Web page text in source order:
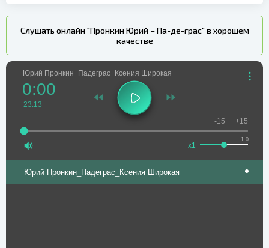
Слушать онлайн "Пронкин Юрий – Па-де-грас" в хорошем
качестве
Юрий Пронкин_Падеграс_Ксения Широкая
0:00
23:13
1.0
x1
-15 +15
Юрий Пронкин_Падеграс_Ксения Широкая